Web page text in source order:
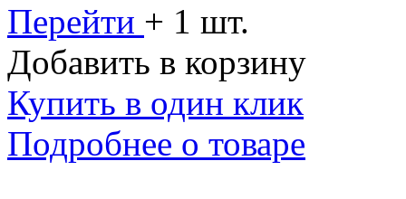
Перейти + 1 шт.
Добавить в корзину
Купить в один клик
Подробнее о товаре